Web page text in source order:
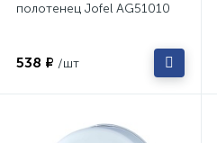
полотенец Jofel AG51010
538 ₽ /шт